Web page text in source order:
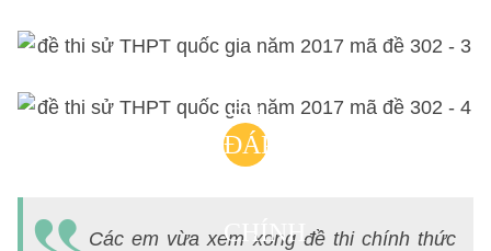
SỬ
NĂM
Các em vừa xem xong đề thi chính thức
ĐÁP
CHÍNH